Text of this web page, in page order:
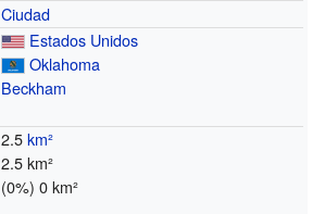
Ciudad
Estados Unidos
Oklahoma
Beckham
2.5km²
2.5 km²
(0%) 0 km²